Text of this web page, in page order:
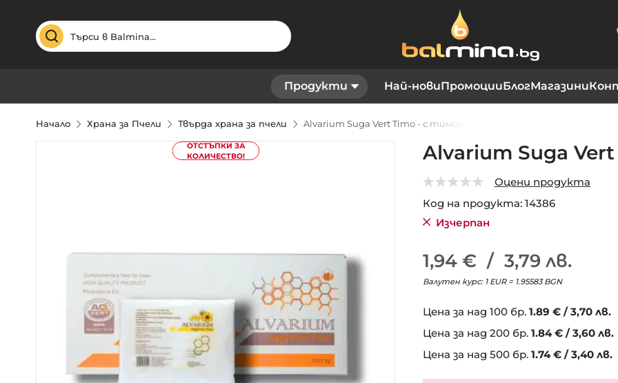
Търсене
Продукти Най-новиПромоцииБлогМагазини
Начало Храна за Пчели Твърда храна за пчели Alvarium Suga Vert Timo - с тимол
ОТСТЪПКИ ЗА
КОЛИЧЕСТВО!
Alvarium Suga
Оцени продукта
Код на продукта 14386
Изчерпан
1,94 € / 3,79 лв.
Валутен курс: 1 EUR = 1.95583 BGN
Цена за над 100 бр. 1.89 €/3,70 лв.
Цена за над 200 бр. 1.84 €/3,60 лв.
Цена за над 500 бр. 1.74 €/3,40 лв.